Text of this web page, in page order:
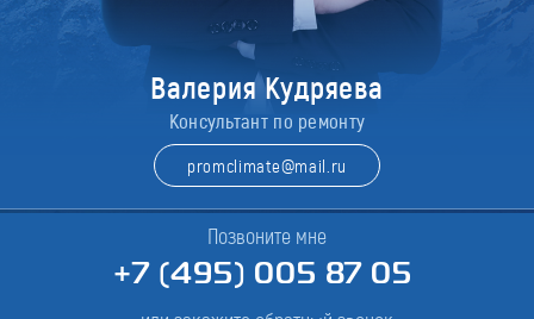
Валерия Кудряева
Консультант по ремонту
promclimate@mail.ru
Позвоните мне
+7 (495) 005 87 05